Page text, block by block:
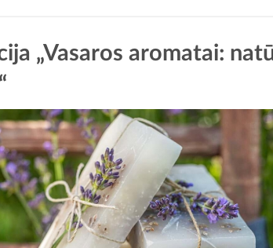
„Vasaros aromatai: